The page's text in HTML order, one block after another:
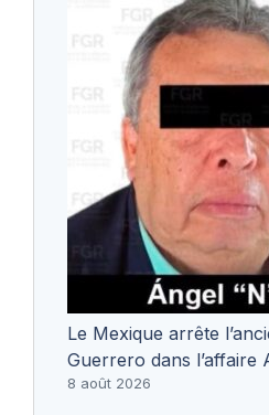
Le Mexique arrête
Guerrero dans l’affaire
8 août 2026